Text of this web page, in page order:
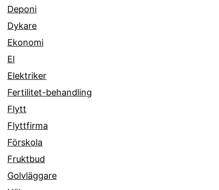
Deponi
Dykare
Ekonomi
El
Elektriker
Fertilitet-behandling
Flytt
Flyttfirma
Förskola
Fruktbud
Golvläggare